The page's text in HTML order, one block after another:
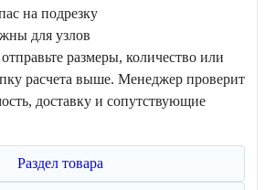
на подрезку
для узлов
размеры, количество или
расчета выше. Менеджер проверит
доставку и сопутствующие
Раздел товара